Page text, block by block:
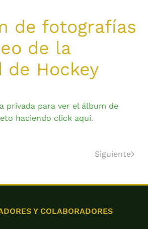
de fotografías
de la
de Hockey
privada para ver el álbum de
haciendo click aquí.
Siguiente
Y COLABORADORES